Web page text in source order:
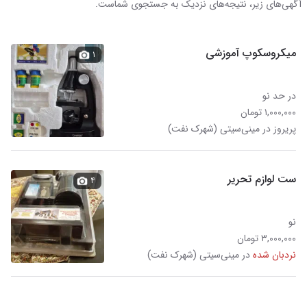
آگهی‌های زیر، نتیجه‌های نزدیک به جستجوی شماست.
میکروسکوپ آموزشی
در حد نو
۱,۰۰۰,۰۰۰ تومان
پریروز در مینی‌سیتی (شهرک نفت)
۱
ست لوازم تحریر
نو
۳,۰۰۰,۰۰۰ تومان
نردبان شدهدر مینی‌سیتی (شهرک نفت)
۴